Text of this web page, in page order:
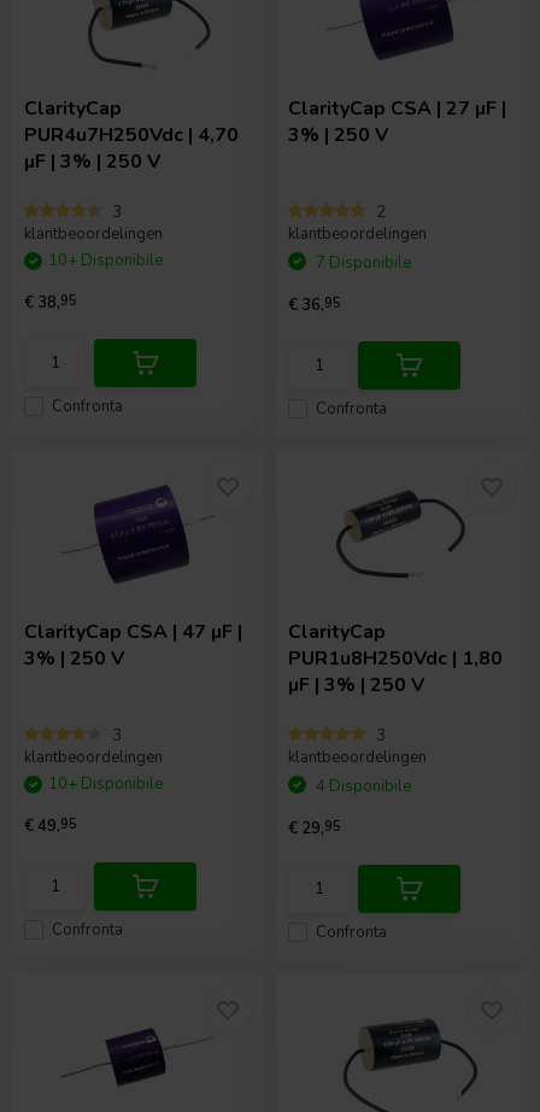
ClarityCap
PUR4u7H250Vdc | 4,70
µF | 3% | 250 V
3
klantbeoordelingen
Confronta
10+ Disponibile
€ 38,95
ClarityCap CSA | 27 µF |
3% | 250 V
2
klantbeoordelingen
Confronta
7 Disponibile
€ 36,95
ClarityCap CSA | 47 µF |
3% | 250 V
3
klantbeoordelingen
Confronta
10+ Disponibile
€ 49,95
ClarityCap
PUR1u8H250Vdc | 1,80
µF | 3% | 250 V
3
klantbeoordelingen
Confronta
4 Disponibile
€ 29,95